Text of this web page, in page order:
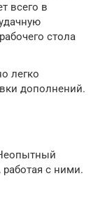
всего в
стола
легко
дополнений.
работая с ними.